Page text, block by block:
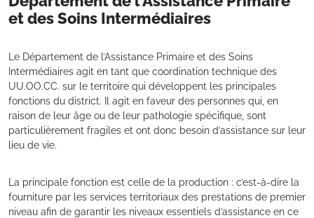
et des Soins Intermédiaires
Le Département de l’Assistance Primaire et des Soins
Intermédiaires agit en tant que coordination technique des
UU.OO.CC. sur le territoire qui développent les principales
fonctions du district. Il agit en faveur des personnes qui, en
raison de leur âge ou de leur pathologie spécifique, sont
particulièrement fragiles et ont donc besoin d’assistance sur leur
lieu de vie.
La principale fonction est celle de la production : c’est-à-dire la
fourniture par les services territoriaux des prestations de premier
niveau afin de garantir les niveaux essentiels d’assistance en ce